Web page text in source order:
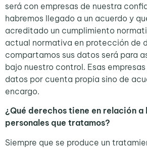
será con empresas de nuestra
habremos llegado a un acuerdo y
acreditado un cumplimiento
actual normativa en protección de
compartamos sus datos será para
bajo nuestro control. Esas
datos por cuenta propia sino de
encargo.
¿Qué derechos tiene en relación a
personales que tratamos?
Siempre que se produce un